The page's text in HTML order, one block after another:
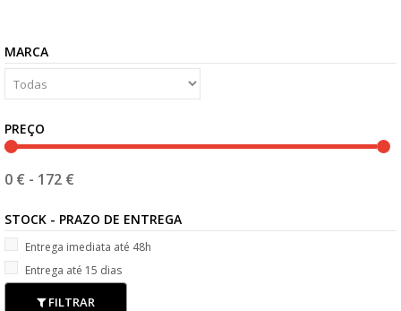
MARCA
PREÇO
0 € - 172 €
STOCK - PRAZO DE ENTREGA
Entrega imediata até 48h
Entrega até 15 dias
FILTRAR